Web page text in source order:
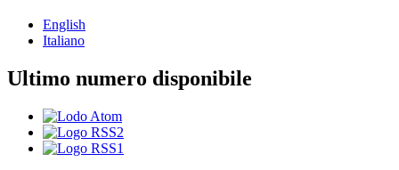
English
Italiano
Ultimo numero disponibile